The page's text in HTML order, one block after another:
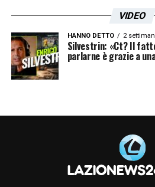
VIDEO
HANNO DETTO 2
Silvestrin: «Ct? Il
parlarne è grazie a